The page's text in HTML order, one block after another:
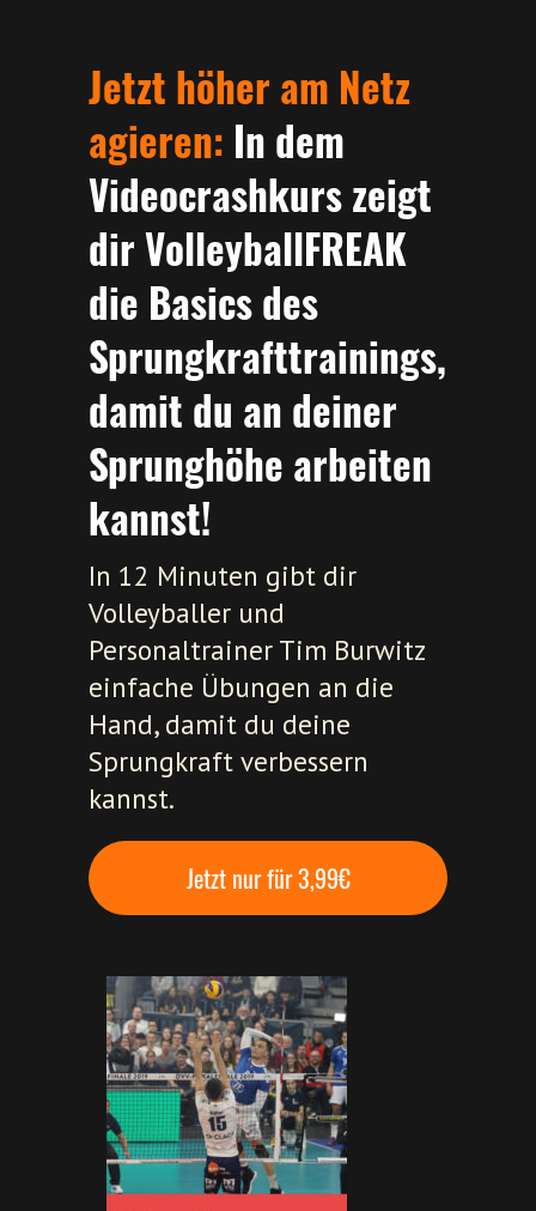
Jetzt höher am Netz
agieren: In dem
Videocrashkurs zeigt
dir VolleyballFREAK
die Basics des
Sprungkrafttrainings,
damit du an deiner
Sprunghöhe arbeiten
kannst!
In 12 Minuten gibt dir
Volleyballer und
Personaltrainer Tim Burwitz
einfache Übungen an die
Hand, damit du deine
Sprungkraft verbessern
kannst.
Jetzt nur für 3,99€